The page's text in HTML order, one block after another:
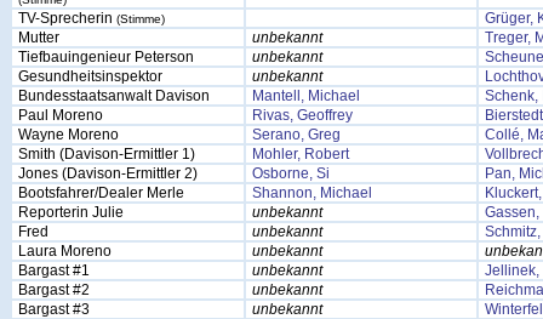
TV-Sprecherin (Stimme)
Grüger,
Mutter
unbekannt
Treger,
Tiefbauingenieur Peterson
unbekannt
Gesundheitsinspektor
unbekannt
Bundesstaatsanwalt Davison
Mantell, Michael
Schenk,
Paul Moreno
Rivas, Geoffrey
Wayne Moreno
Serano, Greg
Collé,
Smith (Davison-Ermittler 1)
Mohler, Robert
Jones (Davison-Ermittler 2)
Osborne, Si
Pan,
Bootsfahrer/Dealer Merle
Shannon, Michael
Reporterin Julie
unbekannt
Fred
unbekannt
Laura Moreno
unbekannt
Bargast #1
unbekannt
Jellinek,
Bargast #2
unbekannt
Bargast #3
unbekannt